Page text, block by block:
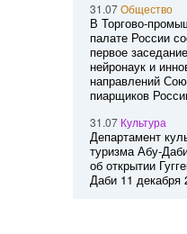
31.07Общество
В Торгово-
палате России
первое
нейронаук и
направлений
пиарщиков
31.07 Культура
Департамент
туризма Абу-
об открытии
Даби 11 декабря